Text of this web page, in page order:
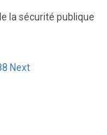
la sécurité publique
Next